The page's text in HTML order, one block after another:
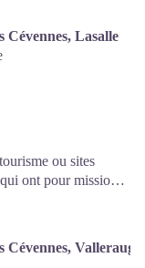
des Cévennes et
et produits siglés
et horaires en
Cévennes, Lasalle
ou sites
ont pour mission
découverte et
et horaires
Cévennes,